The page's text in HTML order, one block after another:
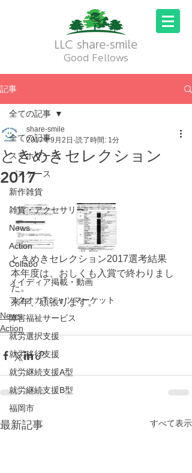
LLC share-smile
Good Fellows
記事
全ての記事
スマホケース
パスケース
新作雑貨
雑貨・アクセサリー
News
Action
Collabo
メイディア掲載・動画
フクオカTシャツマーケット
障害福祉サービス
就労選択支援
就労移行支援
就労継続支援A型
就労継続支援B型
福岡市
全ての記事
ときめきセレクション
2017
share-smile
2017年9月2日 読了時間: 1分
ときめきセレクション2017選考結果
本年度は、おしくも入賞で終わりまし
た。
来年、頑張ります。
News
Action
最新記事 すべて表示